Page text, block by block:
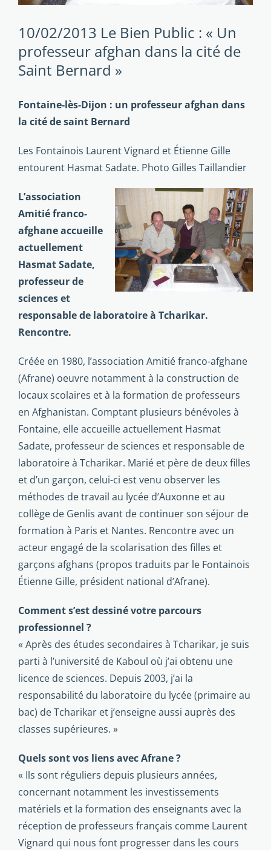
10/02/2013 Le Bien Public : « Un
professeur afghan dans la cité de
Saint Bernard »
Fontaine-lès-Dijon : un professeur afghan dans
la cité de saint Bernard
Les Fontainois Laurent Vignard et Étienne Gille
entourent Hasmat Sadate. Photo Gilles Taillandier
L’association
Amitié franco-
afghane accueille
actuellement
Hasmat Sadate,
professeur de
sciences et
responsable de laboratoire à Tcharikar.
Rencontre.
Créée en 1980, l’association Amitié franco-afghane
(Afrane) oeuvre notamment à la construction de
locaux scolaires et à la formation de professeurs
en Afghanistan. Comptant plusieurs bénévoles à
Fontaine, elle accueille actuellement Hasmat
Sadate, professeur de sciences et responsable de
laboratoire à Tcharikar. Marié et père de deux filles
et d’un garçon, celui-ci est venu observer les
méthodes de travail au lycée d’Auxonne et au
collège de Genlis avant de continuer son séjour de
formation à Paris et Nantes. Rencontre avec un
acteur engagé de la scolarisation des filles et
garçons afghans (propos traduits par le Fontainois
Étienne Gille, président national d’Afrane).
Comment s’est dessiné votre parcours
professionnel ?
« Après des études secondaires à Tcharikar, je suis
parti à l’université de Kaboul où j’ai obtenu une
licence de sciences. Depuis 2003, j’ai la
responsabilité du laboratoire du lycée (primaire au
bac) de Tcharikar et j’enseigne aussi auprès des
classes supérieures. »
Quels sont vos liens avec Afrane ?
« Ils sont réguliers depuis plusieurs années,
concernant notamment les investissements
matériels et la formation des enseignants avec la
réception de professeurs français comme Laurent
Vignard qui nous font progresser dans les cours